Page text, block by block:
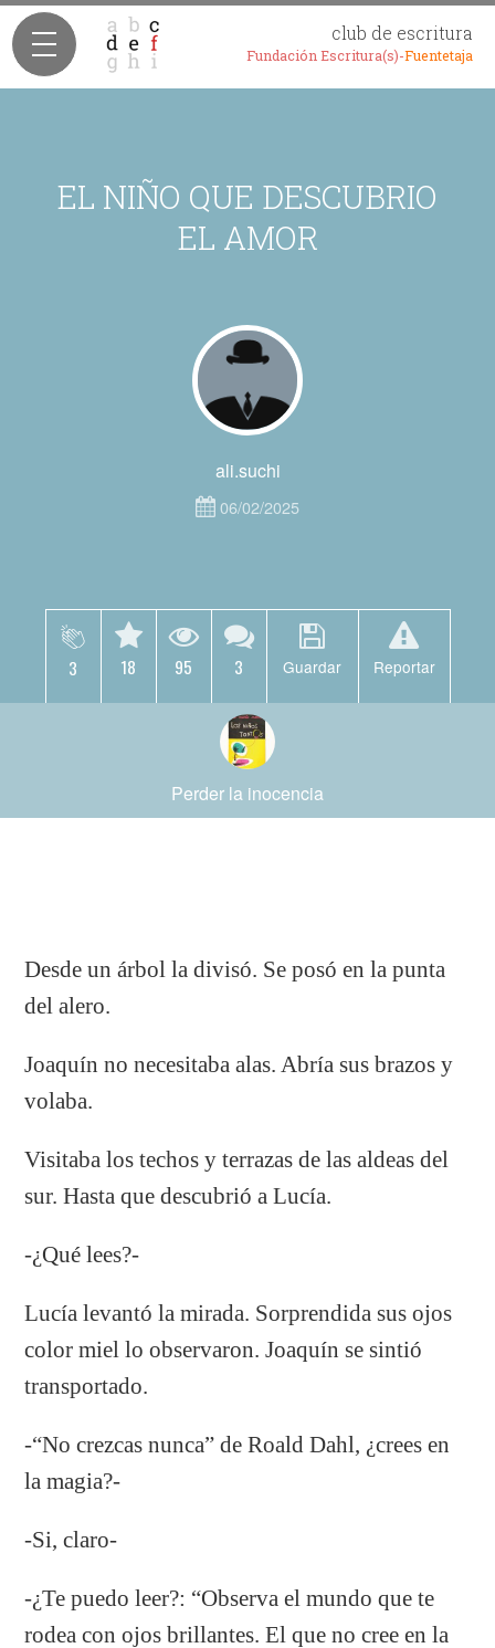
club de escritura
Fundación Escritura(s)-Fuentetaja
EL NIÑO QUE DESCUBRIO
EL AMOR
ali.suchi
06/02/2025
3 18 95 3 Guardar Reportar
Perder la inocencia
Desde un árbol la divisó. Se posó en la punta
del alero.
Joaquín no necesitaba alas. Abría sus brazos y
volaba.
Visitaba los techos y terrazas de las aldeas del
sur. Hasta que descubrió a Lucía.
-¿Qué lees?-
Lucía levantó la mirada. Sorprendida sus ojos
color miel lo observaron. Joaquín se sintió
transportado.
-“No crezcas nunca” de Roald Dahl, ¿crees en
la magia?-
-Si, claro-
-¿Te puedo leer?: “Observa el mundo que te
rodea con ojos brillantes. El que no cree en la